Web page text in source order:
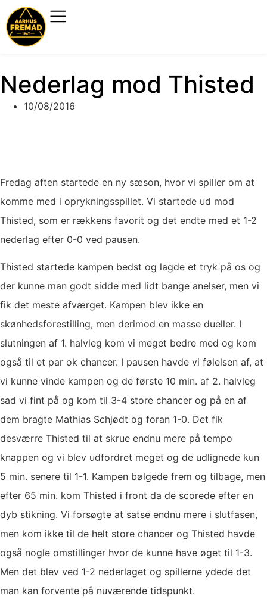
Nederlag mod Thisted
10/08/2016
Fredag aften startede en ny sæson, hvor vi spiller om at
komme med i oprykningsspillet. Vi startede ud mod
Thisted, som er rækkens favorit og det endte med et 1-2
nederlag efter 0-0 ved pausen.
Thisted startede kampen bedst og lagde et tryk på os og
der kunne man godt sidde med lidt bange anelser, men vi
fik det meste afværget. Kampen blev ikke en
skønhedsforestilling, men derimod en masse dueller. I
slutningen af 1. halvleg kom vi meget bedre med og kom
også til et par ok chancer. I pausen havde vi følelsen af, at
vi kunne vinde kampen og de første 10 min. af 2. halvleg
sad vi fint på og kom til 3-4 store chancer og på en af
dem bragte Mathias Schjødt og foran 1-0. Det fik
desværre Thisted til at skrue endnu mere på tempo
knappen og vi blev udfordret meget og de udlignede kun
5 min. senere til 1-1. Kampen bølgede frem og tilbage, men
efter 65 min. kom Thisted i front da de scorede efter en
dyb stikning. Vi forsøgte at satse endnu mere i slutfasen,
men kom ikke til de helt store chancer og Thisted havde
også nogle omstillinger hvor de kunne have øget til 1-3.
Men det blev ved 1-2 nederlaget og spillerne ydede det
man kan forvente på nuværende tidspunkt.